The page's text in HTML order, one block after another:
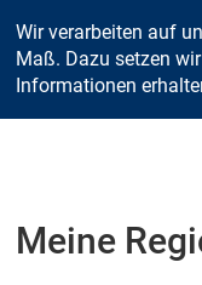
Wir verarbeiten auf
Maß. Dazu setzen
Informationen
Meine